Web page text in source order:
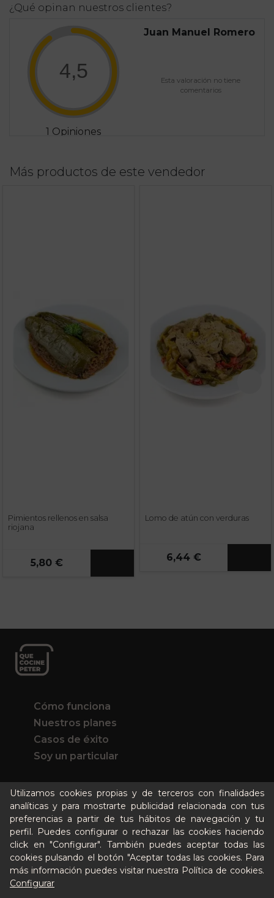
Sin stock
¿Qué opinan nuestros clientes?
4,5
1 Opiniones
Juan Manuel Romero
Esta valoración no tiene
comentarios
Más productos de este vendedor
Pimientos rellenos en salsa
riojana
5,80 €
Lomo de atún con verduras
6,44 €
Utilizamos cookies propias y de terceros con finalidades
analíticas y para mostrarte publicidad relacionada con tus
preferencias a partir de tus hábitos de navegación y tu
perfil. Puedes configurar o rechazar las cookies haciendo
click en "Configurar". También puedes aceptar todas las
cookies pulsando el botón "Aceptar todas las cookies. Para
más información puedes visitar nuestra Política de cookies.
Configurar
Cómo funciona
Nuestros planes
Casos de éxito
Soy un particular
Quién es Peter
Recursos / Blog
Cultura
Llámanos al 644 52 51 02
Escríbenos al Whatsapp
Escríbenos al correo